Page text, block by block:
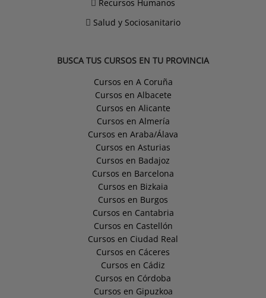
Recursos Humanos
Salud y Sociosanitario
BUSCA TUS CURSOS EN TU PROVINCIA
Cursos en A Coruña
Cursos en Albacete
Cursos en Alicante
Cursos en Almería
Cursos en Araba/Álava
Cursos en Asturias
Cursos en Badajoz
Cursos en Barcelona
Cursos en Bizkaia
Cursos en Burgos
Cursos en Cantabria
Cursos en Castellón
Cursos en Ciudad Real
Cursos en Cáceres
Cursos en Cádiz
Cursos en Córdoba
Cursos en Gipuzkoa